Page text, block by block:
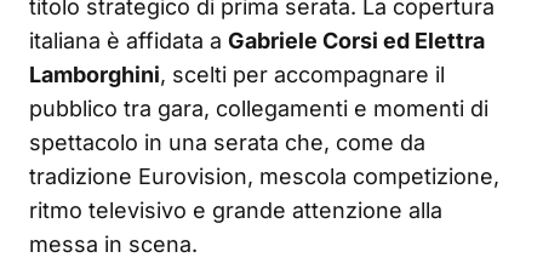
titolo strategico di prima serata. La copertura
italiana è affidata a Gabriele Corsi ed Elettra
Lamborghini, scelti per accompagnare il
pubblico tra gara, collegamenti e momenti di
spettacolo in una serata che, come da
tradizione Eurovision, mescola competizione,
ritmo televisivo e grande attenzione alla
messa in scena.